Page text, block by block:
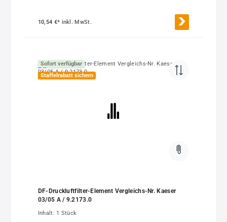
10,54 €* inkl. MwSt.
Sofort verfügbar
Staffelrabatt sichern
DF-Druckluftfilter-Element Vergleichs-Nr. Kaeser
03/05 A / 9.2173.0
Inhalt: 1 Stück